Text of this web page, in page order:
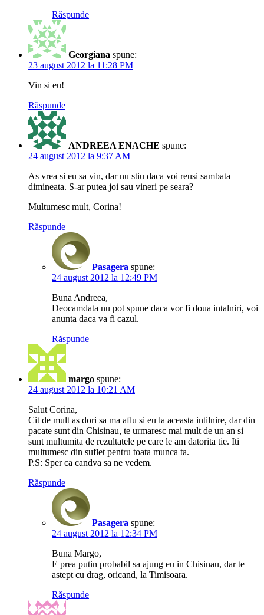
Răspunde
Georgiana spune:
23 august 2012 la 11:28 PM
Vin si eu!
Răspunde
ANDREEA ENACHE spune:
24 august 2012 la 9:37 AM
As vrea si eu sa vin, dar nu stiu daca voi reusi sambata
dimineata. S-ar putea joi sau vineri pe seara?
Multumesc mult, Corina!
Răspunde
Pasagera spune:
24 august 2012 la 12:49 PM
Buna Andreea,
Deocamdata nu pot spune daca vor fi doua intalniri, voi
anunta daca va fi cazul.
Răspunde
margo spune:
24 august 2012 la 10:21 AM
Salut Corina,
Cit de mult as dori sa ma aflu si eu la aceasta intilnire, dar din
pacate sunt din Chisinau, te urmaresc mai mult de un an si
sunt multumita de rezultatele pe care le am datorita tie. Iti
multumesc din suflet pentru toata munca ta.
P.S: Sper ca candva sa ne vedem.
Răspunde
Pasagera spune:
24 august 2012 la 12:34 PM
Buna Margo,
E prea putin probabil sa ajung eu in Chisinau, dar te
astept cu drag, oricand, la Timisoara.
Răspunde